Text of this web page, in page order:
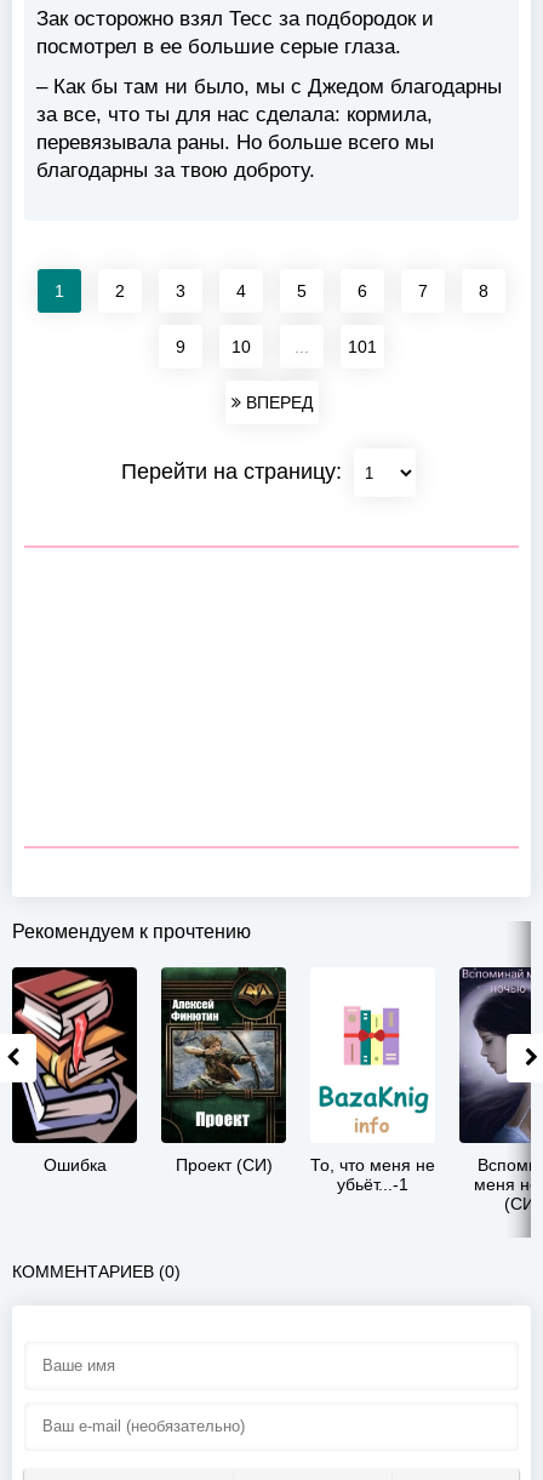
Зак осторожно взял Тесс за подбородок и
посмотрел в ее большие серые глаза.
– Как бы там ни было, мы с Джедом благодарны
за все, что ты для нас сделала: кормила,
перевязывала раны. Но больше всего мы
благодарны за твою доброту.
1 2 3 4 5 6 7 8
9 10 101
ВПЕРЕД
Перейти на страницу:
Рекомендуем к прочтению
Ошибка Проект (СИ)
То, что меня не
убьёт...-1
меня
(СИ)
КОММЕНТАРИЕВ (0)